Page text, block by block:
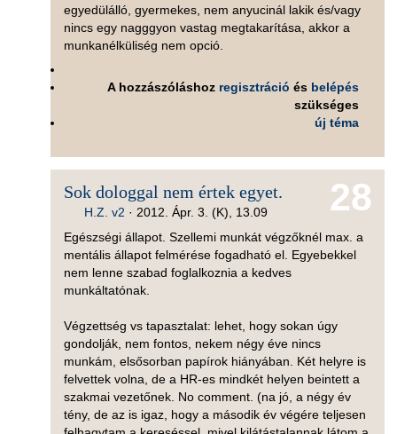
egyedülálló, gyermekes, nem anyucinál lakik és/vagy
nincs egy nagggyon vastag megtakarítása, akkor a
munkanélküliség nem opció.
A hozzászóláshoz regisztráció és belépés
szükséges
új téma
28
Sok dologgal nem értek egyet.
H.Z. v2 ·2012. Ápr. 3. (K), 13.09
Egészségi állapot. Szellemi munkát végzőknél max. a
mentális állapot felmérése fogadható el. Egyebekkel
nem lenne szabad foglalkoznia a kedves
munkáltatónak.
Végzettség vs tapasztalat: lehet, hogy sokan úgy
gondolják, nem fontos, nekem négy éve nincs
munkám, elsősorban papírok hiányában. Két helyre is
felvettek volna, de a HR-es mindkét helyen beintett a
szakmai vezetőnek. No comment. (na jó, a négy év
tény, de az is igaz, hogy a második év végére teljesen